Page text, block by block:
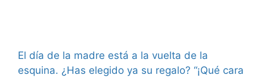
El día de la madre está a la vuelta de la
esquina. ¿Has elegido ya su regalo? “¡Qué cara